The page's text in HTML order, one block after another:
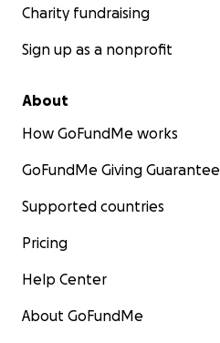
Charity fundraising
Sign up as a nonprofit
About
How GoFundMe works
GoFundMe Giving Guarantee
Supported countries
Pricing
Help Center
About GoFundMe